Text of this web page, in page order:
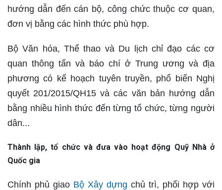
hướng dẫn đến cán bộ, công chức thuộc cơ quan,
đơn vị bằng các hình thức phù hợp.
Bộ Văn hóa, Thể thao và Du lịch chỉ đạo các cơ
quan thông tấn và báo chí ở Trung ương và địa
phương có kế hoạch tuyên truyền, phổ biến Nghị
quyết 201/2015/QH15 và các văn bản hướng dẫn
bằng nhiều hình thức đến từng tổ chức, từng người
dân...
Thành lập, tổ chức và đưa vào hoạt động Quỹ Nhà ở
Quốc gia
Chính phủ giao Bộ Xây dựng chủ trì, phối hợp với